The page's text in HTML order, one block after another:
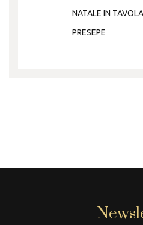
NATALE IN TAVOLA
PRESEPE